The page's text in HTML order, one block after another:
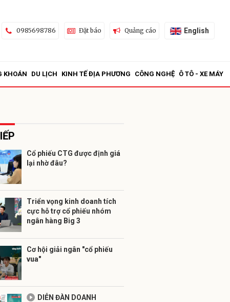
0985698786 Đặt báo Quảng cáo English
KHOÁN DU LỊCH KINH TẾ ĐỊA PHƯƠNG CÔNG NGHỆ Ô TÔ - XE MÁY
Cổ phiếu CTG được định giá
lại nhờ đâu?
Triển vọng kinh doanh tích
cực hỗ trợ cổ phiếu nhóm
ngân hàng Big 3
Cơ hội giải ngân "cổ phiếu
vua"
DIỄN ĐÀN DOANH